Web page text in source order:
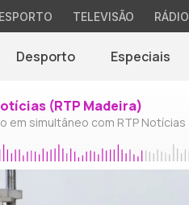
TELEVISÃO RÁDIO
Desporto Especiais
(RTP Madeira)
em simultâneo com RTP Notícias